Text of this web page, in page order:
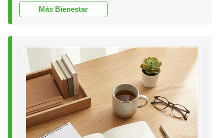
Más Bienestar